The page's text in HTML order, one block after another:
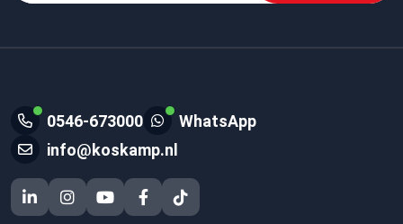
0546-673000
WhatsApp
info@koskamp.nl